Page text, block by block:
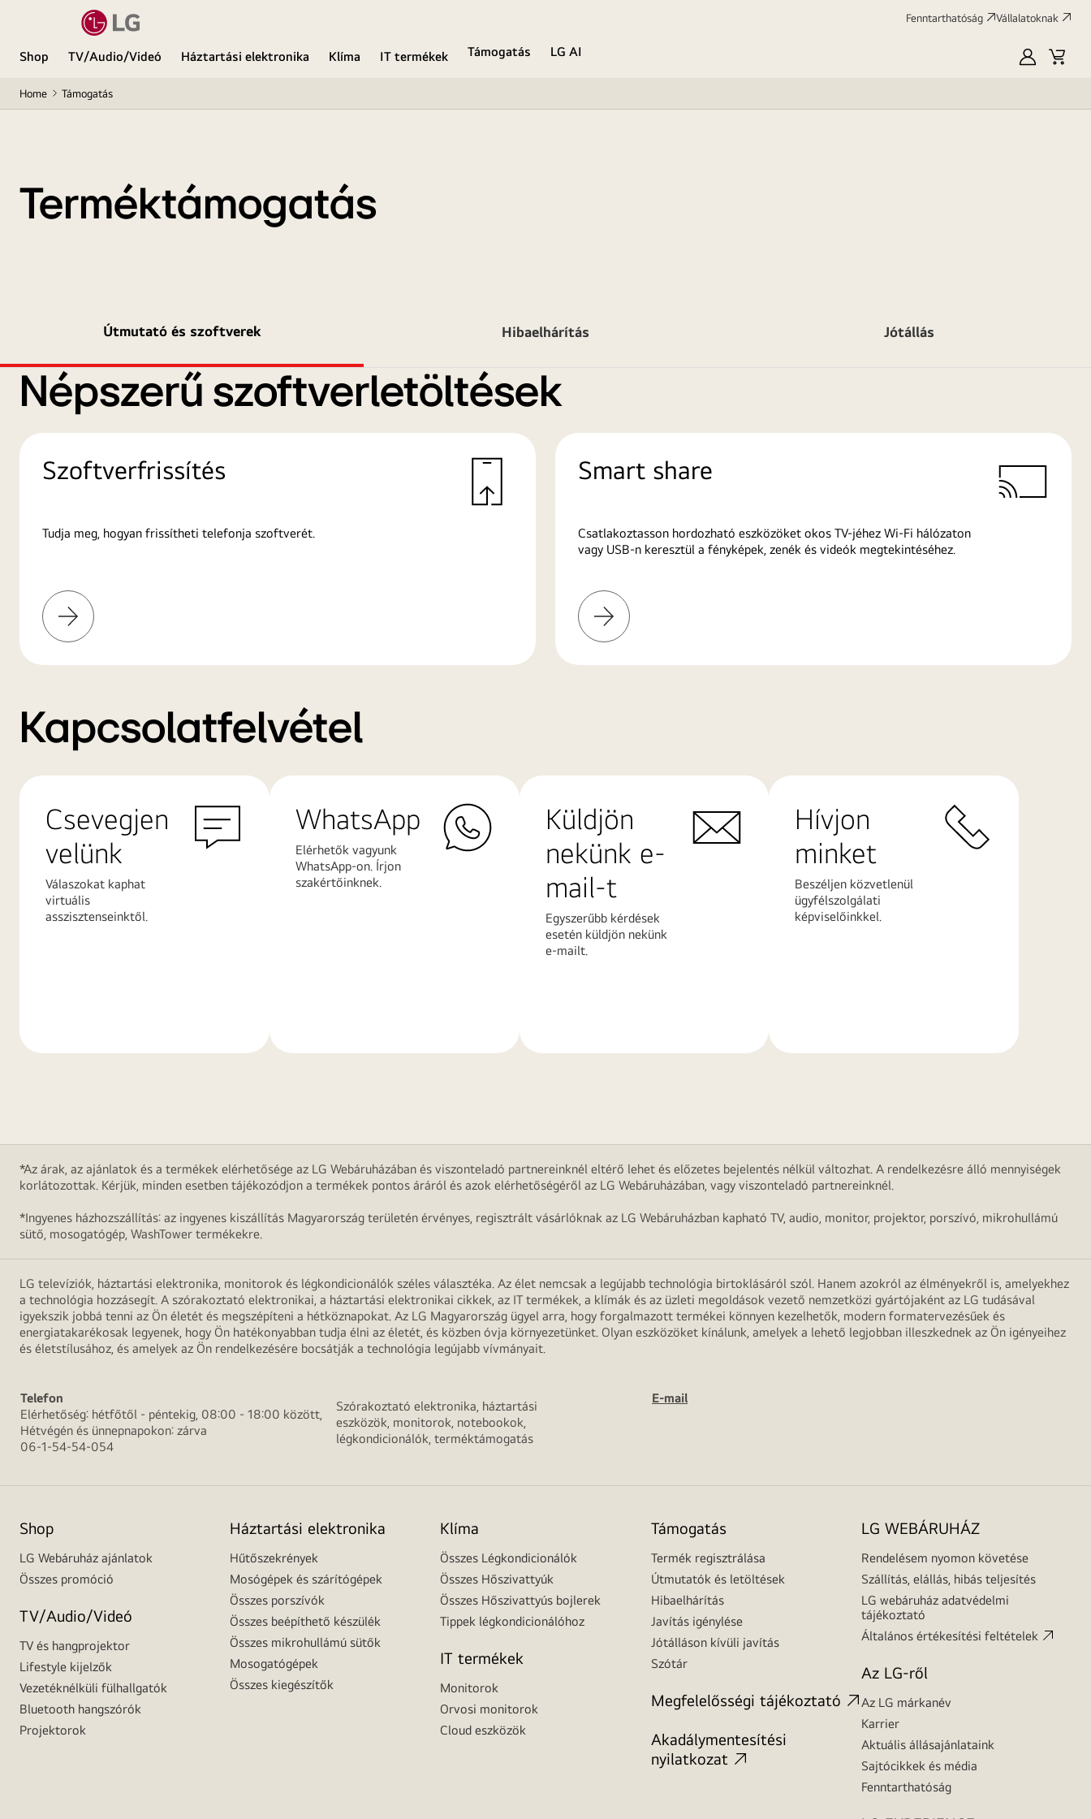
Fenntarthatóság Vállalatoknak
Shop TV/Audio/Videó Háztartási elektronika Klíma IT termékek Támogatás
LG AI
SajátKosár
Home Támogatás
Terméktámogatás
Útmutató és szoftverek Hibaelhárítás Jótállás
Népszerű szoftverletöltések
Szoftverfrissítés
Tudja meg, hogyan frissítheti telefonja szoftverét.
További
információk
Smart share
Csatlakoztasson hordozható eszközöket okos TV-jéhez Wi-Fi hálózaton
vagy USB-n keresztül a fényképek, zenék és videók megtekintéséhez.
További
információk
Kapcsolatfelvétel
Csevegjen
velünk
Válaszokat kaphat
virtuális
asszisztenseinktől.
WhatsApp
Elérhetők vagyunk
WhatsApp-on. Írjon
szakértőinknek.
Küldjön
nekünk e-
mail-t
Egyszerűbb kérdések
esetén küldjön nekünk
e-mailt.
Hívjon
minket
Beszéljen közvetlenül
ügyfélszolgálati
képviselőinkkel.
*Az árak, az ajánlatok és a termékek elérhetősége az LG Webáruházában és viszonteladó partnereinknél eltérő lehet és előzetes bejelentés nélkül változhat. A rendelkezésre álló mennyiségek
korlátozottak. Kérjük, minden esetben tájékozódjon a termékek pontos áráról és azok elérhetőségéről az LG Webáruházában, vagy viszonteladó partnereinknél.
*Ingyenes házhozszállítás: az ingyenes kiszállítás Magyarország területén érvényes, regisztrált vásárlóknak az LG Webáruházban kapható TV, audio, monitor, projektor, porszívó, mikrohullámú
sütő, mosogatógép, WashTower termékekre.
LG televíziók, háztartási elektronika, monitorok és légkondicionálók széles választéka. Az élet nemcsak a legújabb technológia birtoklásáról szól. Hanem azokról az élményekről is, amelyekhez
a technológia hozzásegít. A szórakoztató elektronikai, a háztartási elektronikai cikkek, az IT termékek, a klímák és az üzleti megoldások vezető nemzetközi gyártójaként az LG tudásával
igyekszik jobbá tenni az Ön életét és megszépíteni a hétköznapokat. Az LG Magyarország ügyel arra, hogy forgalmazott termékei könnyen kezelhetők, modern formatervezésűek és
energiatakarékosak legyenek, hogy Ön hatékonyabban tudja élni az életét, és közben óvja környezetünket. Olyan eszközöket kínálunk, amelyek a lehető legjobban illeszkednek az Ön igényeihez
és életstílusához, és amelyek az Ön rendelkezésére bocsátják a technológia legújabb vívmányait.
Telefon
Elérhetőség: hétfőtől - péntekig, 08:00 - 18:00 között,
Hétvégén és ünnepnapokon: zárva
06-1-54-54-054
Szórakoztató elektronika, háztartási
eszközök, monitorok, notebookok,
légkondicionálók, terméktámogatás
E-mail
Shop
LG Webáruház ajánlatok
Összes promóció
TV/Audio/Videó
TV és hangprojektor
Lifestyle kijelzők
Vezetéknélküli fülhallgatók
Bluetooth hangszórók
Projektorok
Háztartási elektronika
Hűtőszekrények
Mosógépek és szárítógépek
Összes porszívók
Összes beépíthető készülék
Összes mikrohullámú sütők
Mosogatógépek
Összes kiegészítők
Klíma
Összes Légkondicionálók
Összes Hőszivattyúk
Összes Hőszivattyús bojlerek
Tippek légkondicionálóhoz
IT termékek
Monitorok
Orvosi monitorok
Cloud eszközök
Támogatás
Termék regisztrálása
Útmutatók és letöltések
Hibaelhárítás
Javítás igénylése
Jótálláson kívüli javítás
Szótár
Megfelelősségi tájékoztató
Akadálymentesítési
nyilatkozat
LG WEBÁRUHÁZ
Rendelésem nyomon követése
Szállítás, elállás, hibás teljesítés
LG webáruház adatvédelmi
tájékoztató
Általános értékesítési feltételek
Az LG-ről
Az LG márkanév
Karrier
Aktuális állásajánlataink
Sajtócikkek és média
Fenntarthatóság